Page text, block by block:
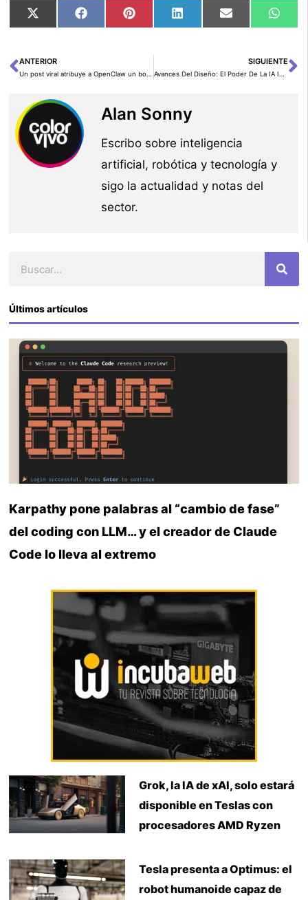
Compartir
en
X
Compartir
en
FacebookCompartir
en
PinterestCompartir
en
LinkedInCompartir
en
Email
en
Ant
ANTERIOR SIGUIENTE
Alan Sonny
Escribo sobre inteligencia
artificial, robótica y tecnología y
sigo la actualidad y notas del
sector.
Últimos artículos
Karpathy pone palabras al “cambio de fase”
del coding con LLM… y el creador de Claude
Code lo lleva al extremo
Grok, la IA de xAI, solo estará
disponible en Teslas con
procesadores AMD Ryzen
Tesla presenta a Optimus: el
robot humanoide capaz de